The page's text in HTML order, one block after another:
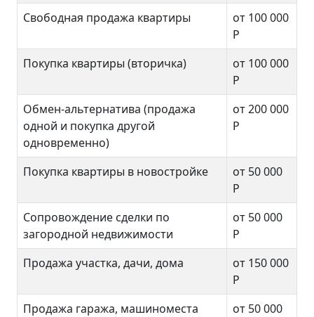
Свободная продажа квартиры
от 100 000
Р
Покупка квартиры (вторичка)
от 100 000
Р
Обмен-альтернатива (продажа
одной и покупка другой
одновременно)
от 200 000
Р
Покупка квартиры в новостройке
от 50 000
Р
Сопровождение сделки по
загородной недвижимости
от 50 000
Р
Продажа участка, дачи, дома
от 150 000
Р
Продажа гаража, машиноместа
от 50 000